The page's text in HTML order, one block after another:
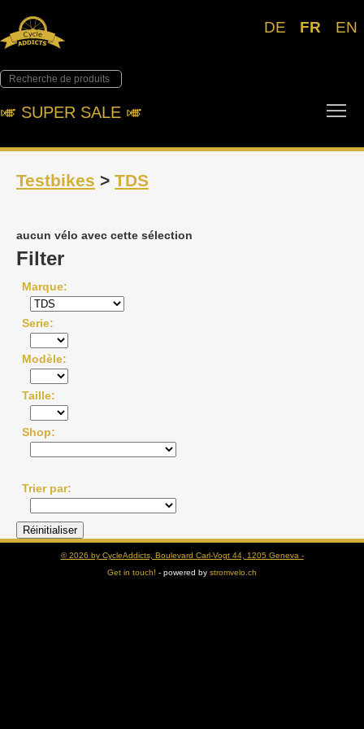
DE FR EN
🎺︎ SUPER SALE 🎺︎
Testbikes > TDS
aucun vélo avec cette sélection
Filter
Marque
Serie
Modèle
Taille
Shop
Trier par
© 2026 by CycleAddicts, Boulevard Carl-Vogt 44, 1205 Geneva -
Get in touch! - powered by stromvelo.ch